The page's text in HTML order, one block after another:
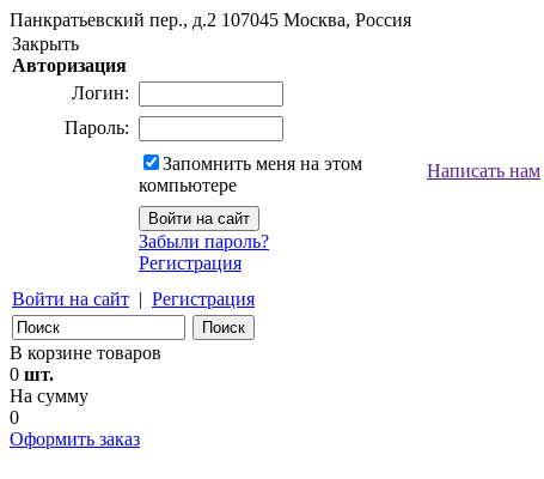
Панкратьевский пер., д.2 107045 Москва, Россия
Закрыть
Авторизация
Логин:
Пароль:
Запомнить меня на этом
компьютере
Забыли пароль?
Регистрация
Войти на сайт | Регистрация
Написать нам
В корзине товаров
0 шт.
На сумму
0
Оформить заказ